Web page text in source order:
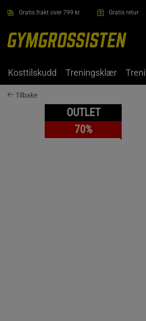
Gratis frakt over 799 kr Gratis retur
Kosttilskudd Treningsklær
Tilbake
OUTLET
70%